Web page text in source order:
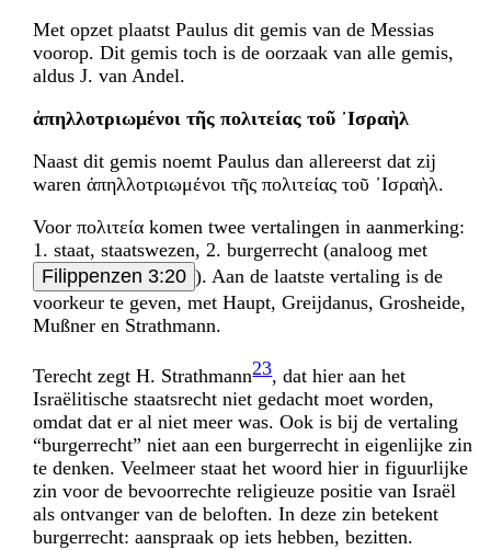
Met opzet plaatst Paulus dit gemis van de Messias
voorop. Dit gemis toch is de oorzaak van alle gemis,
aldus J. van Andel.
ἀπηλλοτριωμένοι τῆς πολιτείας τοῦ ᾽Ισραὴλ
Naast dit gemis noemt Paulus dan allereerst dat zij
waren ἀπηλλοτριωμένοι τῆς πολιτείας τοῦ ᾽Ισραὴλ.
Voor πολιτεία komen twee vertalingen in aanmerking:
1. staat, staatswezen, 2. burgerrecht (analoog met
Filippenzen 3:20 ). Aan de laatste vertaling is de
voorkeur te geven, met Haupt, Greijdanus, Grosheide,
Mußner en Strathmann.
Terecht zegt H. Strathmann23, dat hier aan het
Israëlitische staatsrecht niet gedacht moet worden,
omdat dat er al niet meer was. Ook is bij de vertaling
“burgerrecht” niet aan een burgerrecht in eigenlijke zin
te denken. Veelmeer staat het woord hier in figuurlijke
zin voor de bevoorrechte religieuze positie van Israël
als ontvanger van de beloften. In deze zin betekent
burgerrecht: aanspraak op iets hebben, bezitten.